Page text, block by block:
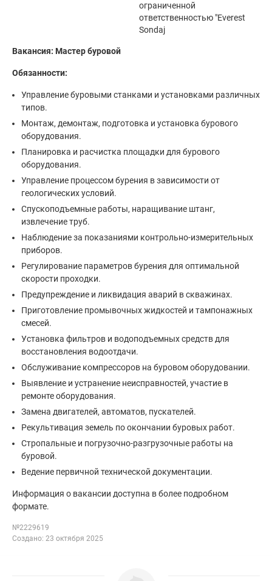
ограниченной
ответственностью "Everest
Sondaj
Вакансия: Мастер буровой
Обязанности:
Управление буровыми станками и установками различных
типов.
Монтаж, демонтаж, подготовка и установка бурового
оборудования.
Планировка и расчистка площадки для бурового
оборудования.
Управление процессом бурения в зависимости от
геологических условий.
Спускоподъемные работы, наращивание штанг,
извлечение труб.
Наблюдение за показаниями контрольно-измерительных
приборов.
Регулирование параметров бурения для оптимальной
скорости проходки.
Предупреждение и ликвидация аварий в скважинах.
Приготовление промывочных жидкостей и тампонажных
смесей.
Установка фильтров и водоподъемных средств для
восстановления водоотдачи.
Обслуживание компрессоров на буровом оборудовании.
Выявление и устранение неисправностей, участие в
ремонте оборудования.
Замена двигателей, автоматов, пускателей.
Рекультивация земель по окончании буровых работ.
Стропальные и погрузочно-разгрузочные работы на
буровой.
Ведение первичной технической документации.
Информация о вакансии доступна в более подробном
формате.
№2229619
Создано: 23 октября 2025